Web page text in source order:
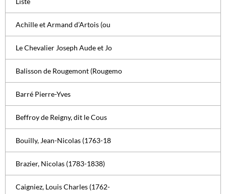
Achille et Armand d’Artois (ou
Le Chevalier Joseph Aude et Jo
Balisson de Rougemont (Rougemo
Barré Pierre-Yves
Beffroy de Reigny, dit le Cous
Bouilly, Jean-Nicolas (1763-18
Brazier, Nicolas (1783-1838)
Caigniez, Louis Charles (1762-